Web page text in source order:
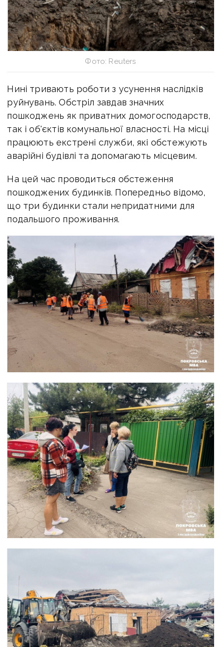
Фото: Reuters
Нині тривають роботи з усунення наслідків
руйнувань.Обстріл завдав значних
пошкоджень як приватних домогосподарств,
так і об'єктів комунальної власності. На місці
працюють екстрені служби, які обстежують
аварійні будівлі та допомагають місцевим.
На цей час проводиться обстеження
пошкоджених будинків. Попередньо відомо,
що три будинки стали непридатними для
подальшого проживання.